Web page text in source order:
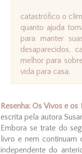
catastrófico o
quanto ajuda
para manter
desaparecidos,
melhor para
vida para casa.
Resenha: Os Vivos e
escrita pela autora
Embora se trate do
livro e nem continuam
independente do